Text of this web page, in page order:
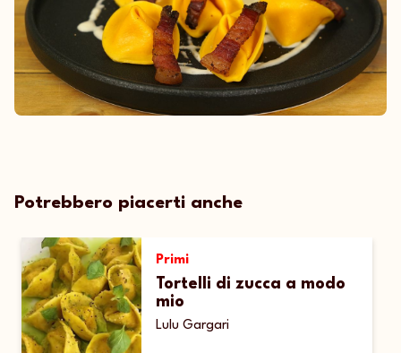
Potrebbero piacerti anche
Primi
Tortelli di zucca a modo
mio
Lulu Gargari